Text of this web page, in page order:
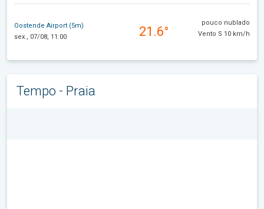
Oostende Airport (5m)
sex., 07/08, 11:00
21.6°
pouco nublado
Vento S 10 km/h
Tempo - Praia